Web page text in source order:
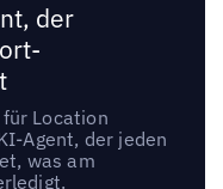
der
Location
Agent, der jeden
was am